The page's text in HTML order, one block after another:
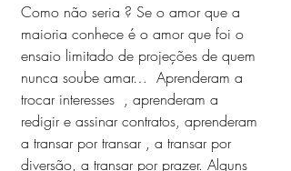
Como não seria ? Se o amor que a
maioria conhece é o amor que foi o
ensaio limitado de projeções de quem
nunca soube amar…  Aprenderam a
trocar interesses  , aprenderam a
redigir e assinar contratos, aprenderam
a transar por transar , a transar por
diversão, a transar por prazer. Alguns